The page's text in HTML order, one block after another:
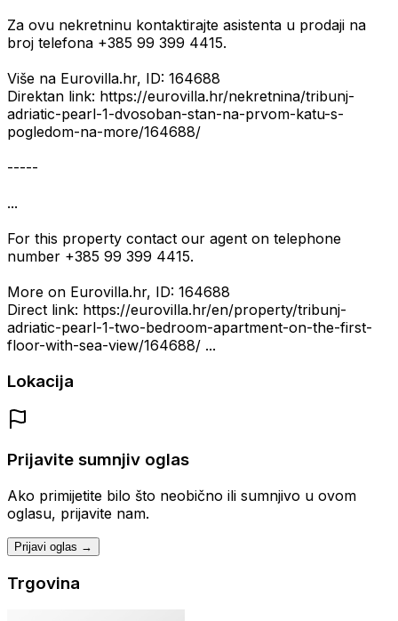
Za ovu nekretninu kontaktirajte asistenta u prodaji na
broj telefona +385 99 399 4415.
Više na Eurovilla.hr, ID: 164688
Direktan link: https://eurovilla.hr/nekretnina/tribunj-
adriatic-pearl-1-dvosoban-stan-na-prvom-katu-s-
pogledom-na-more/164688/
-----
...
For this property contact our agent on telephone
number +385 99 399 4415.
More on Eurovilla.hr, ID: 164688
Direct link: https://eurovilla.hr/en/property/tribunj-
adriatic-pearl-1-two-bedroom-apartment-on-the-first-
floor-with-sea-view/164688/ ...
Lokacija
Prijavite sumnjiv oglas
Ako primijetite bilo što neobično ili sumnjivo u ovom
oglasu, prijavite nam.
Prijavi oglas →
Trgovina